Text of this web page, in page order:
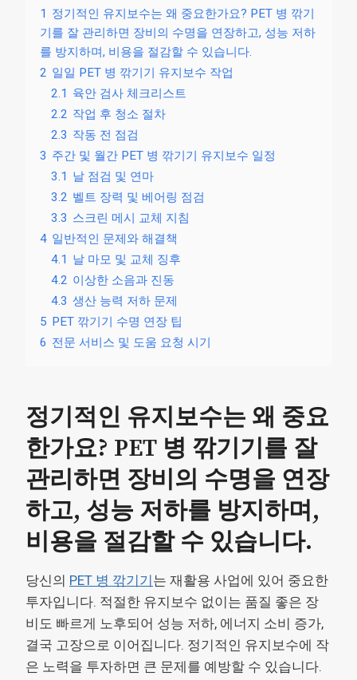
1 정기적인 유지보수는 왜 중요한가요? PET 병 깎기
기를 잘 관리하면 장비의 수명을 연장하고, 성능 저하
를 방지하며, 비용을 절감할 수 있습니다.
2 일일 PET 병 깎기기 유지보수 작업
2.1 육안 검사 체크리스트
2.2 작업 후 청소 절차
2.3 작동 전 점검
3 주간 및 월간 PET 병 깎기기 유지보수 일정
3.1 날 점검 및 연마
3.2 벨트 장력 및 베어링 점검
3.3 스크린 메시 교체 지침
4 일반적인 문제와 해결책
4.1 날 마모 및 교체 징후
4.2 이상한 소음과 진동
4.3 생산 능력 저하 문제
5 PET 깎기기 수명 연장 팁
6 전문 서비스 및 도움 요청 시기
정기적인 유지보수는 왜 중요
한가요? PET 병 깎기기를 잘
관리하면 장비의 수명을 연장
하고, 성능 저하를 방지하며,
비용을 절감할 수 있습니다.
당신의 PET 병 깎기기 는 재활용 사업에 있어 중요한
투자입니다. 적절한 유지보수 없이는 품질 좋은 장
비도 빠르게 노후되어 성능 저하, 에너지 소비 증가,
결국 고장으로 이어집니다. 정기적인 유지보수에 작
은 노력을 투자하면 큰 문제를 예방할 수 있습니다.